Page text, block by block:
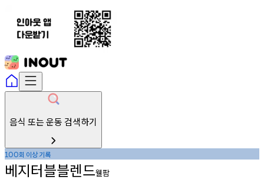
음식 또는 운동 검색하기
100회 이상기록
베지터블블렌드웰팜